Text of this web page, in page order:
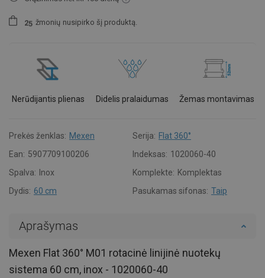
25 žmonių nusipirko šį produktą.
Nerūdijantis plienas Didelis pralaidumas Žemas montavimas
Prekės ženklas: Mexen Serija: Flat 360°
Ean: 5907709100206 Indeksas: 1020060-40
Spalva:
Inox Komplekte: Komplektas
Dydis: 60 cm Pasukamas sifonas: Taip
Aprašymas
Mexen Flat 360° M01 rotacinė linijinė nuotekų
sistema 60 cm, inox - 1020060-40